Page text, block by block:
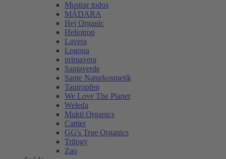
Mostrar todos
MÁDARA
Hej Organic
Heliotrop
Lavera
Logona
primavera
Santaverde
Sante Naturkosmetik
Tautropfen
We Love The Planet
Weleda
Mukti Organics
Cattier
GG's True Organics
Trilogy
Zao